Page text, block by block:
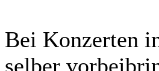
Bei Konzerten
selber